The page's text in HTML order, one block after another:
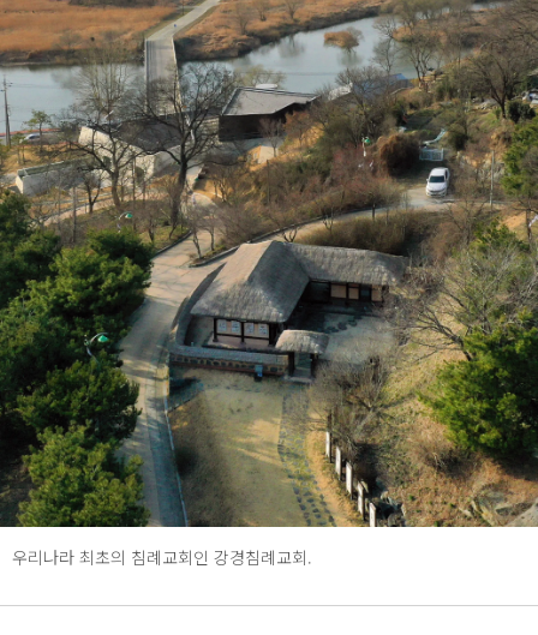
우리나라 최초의 침례교회인 강경침례교회.